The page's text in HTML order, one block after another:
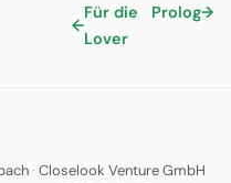
←
Für die
Lover
Prolog→
· Closelook Venture GmbH